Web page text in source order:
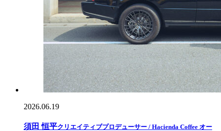
2026.06.19
須田 恒平クリエイティブプロデューサー / Hacienda Coffee オー